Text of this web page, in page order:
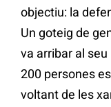
objectiu: la
Un goteig de
va arribar al
200 persones
voltant de les